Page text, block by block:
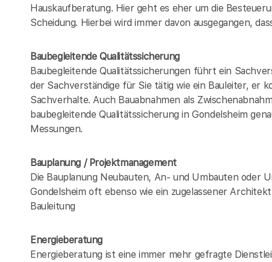
Hauskaufberatung. Hier geht es eher um die
Scheidung. Hierbei wird immer davon ausgegangen,
Baubegleitende Qualitätssicherung
Baubegleitende Qualitätssicherungen führt ein
der Sachverständige für Sie tätig wie ein Bauleiter, er
Sachverhalte. Auch Bauabnahmen als
baubegleitende Qualitätssicherung in Gondelsheim
Messungen.
Bauplanung / Projektmanagement
Die Bauplanung Neubauten, An- und Umbauten oder
Gondelsheim oft ebenso wie ein zugelassener
Bauleitung
Energieberatung
Energieberatung ist eine immer mehr gefragte